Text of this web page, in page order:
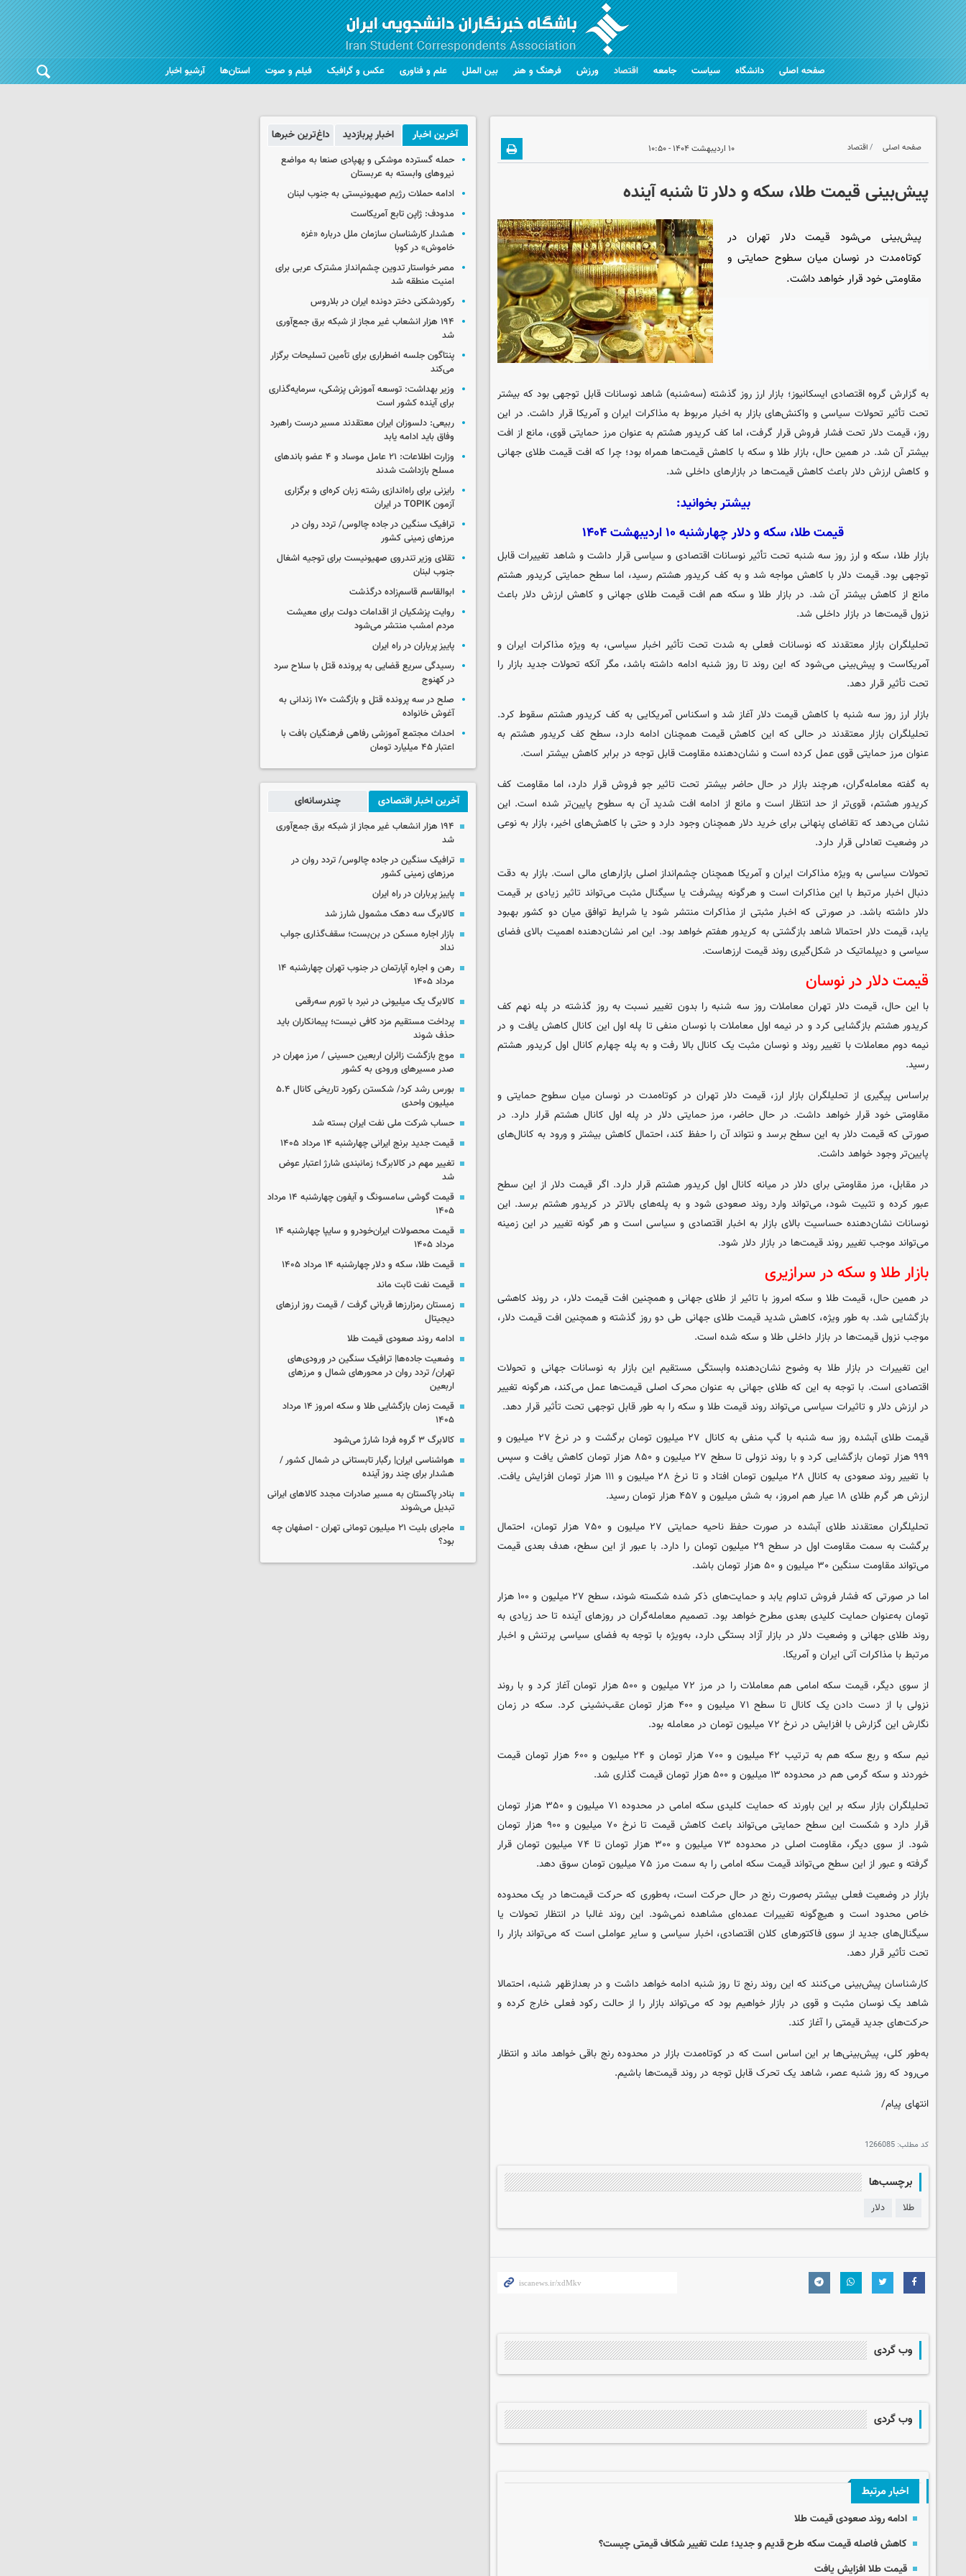
صفحه اصلی دانشگاه سیاست جامعه اقتصاد ورزش فرهنگ و هنر بین الملل علم و فناوری عکس و گرافیک فیلم و صوت استان‌ها آرشیو اخبار
صفحه اصلی اقتصاد ۱۰ اردیبهشت ۱۴۰۴ - ۱۰:۵۰
پیش‌بینی قیمت طلا، سکه و دلار تا شنبه آینده
پیش‌بینی می‌شود قیمت دلار تهران در
کوتاه‌مدت در نوسان میان سطوح حمایتی و
مقاومتی خود قرار خواهد داشت.
به گزارش گروه اقتصادیایسکانیوز؛ بازار ارز روز گذشته (سه‌شنبه) شاهد نوسانات قابل توجهی بود که بیشتر
تحت تأثیر تحولات سیاسی و واکنش‌های بازار به اخبار مربوط به مذاکرات ایران و آمریکا قرار داشت. در این
روز، قیمت دلار تحت فشار فروش قرار گرفت، اما کف کریدور هشتم به عنوان مرز حمایتی قوی، مانع از افت
بیشتر آن شد. در همین حال، بازار طلا و سکه با کاهش قیمت‌ها همراه بود؛ چرا که افت قیمت طلای جهانی
و کاهش ارزش دلار باعث کاهش قیمت‌ها در بازارهای داخلی شد.
بیشتر بخوانید:
قیمت طلا، سکه و دلار چهارشنبه ۱۰ اردیبهشت ۱۴۰۴
بازار طلا، سکه و ارز روز سه شنبه تحت تأثیر نوسانات اقتصادی و سیاسی قرار داشت و شاهد تغییرات قابل
توجهی بود. قیمت دلار با کاهش مواجه شد و به کف کریدور هشتم رسید، اما سطح حمایتی کریدور هشتم
مانع از کاهش بیشتر آن شد. در بازار طلا و سکه هم افت قیمت طلای جهانی و کاهش ارزش دلار باعث
نزول قیمت‌ها در بازار داخلی شد.
تحلیلگران بازار معتقدند که نوسانات فعلی به شدت تحت تأثیر اخبار سیاسی، به ویژه مذاکرات ایران و
آمریکاست و پیش‌بینی می‌شود که این روند تا روز شنبه ادامه داشته باشد، مگر آنکه تحولات جدید بازار را
تحت تأثیر قرار دهد.
بازار ارز روز سه شنبه با کاهش قیمت دلار آغاز شد و اسکناس آمریکایی به کف کریدور هشتم سقوط کرد.
تحلیلگران بازار معتقدند در حالی که این کاهش قیمت همچنان ادامه دارد، سطح کف کریدور هشتم به
عنوان مرز حمایتی قوی عمل کرده است و نشان‌دهنده مقاومت قابل توجه در برابر کاهش بیشتر است.
به گفته معامله‌گران، هرچند بازار در حال حاضر بیشتر تحت تاثیر جو فروش قرار دارد، اما مقاومت کف
کریدور هشتم، قوی‌تر از حد انتظار است و مانع از ادامه افت شدید آن به سطوح پایین‌تر شده است. این
نشان می‌دهد که تقاضای پنهانی برای خرید دلار همچنان وجود دارد و حتی با کاهش‌های اخیر، بازار به نوعی
در وضعیت تعادلی قرار دارد.
تحولات سیاسی به ویژه مذاکرات ایران و آمریکا همچنان چشم‌انداز اصلی بازارهای مالی است. بازار به دقت
دنبال اخبار مرتبط با این مذاکرات است و هرگونه پیشرفت یا سیگنال مثبت می‌تواند تاثیر زیادی بر قیمت
دلار داشته باشد. در صورتی که اخبار مثبتی از مذاکرات منتشر شود یا شرایط توافق میان دو کشور بهبود
یابد، قیمت دلار احتمالا شاهد بازگشتی به کریدور هفتم خواهد بود. این امر نشان‌دهنده اهمیت بالای فضای
سیاسی و دیپلماتیک در شکل‌گیری روند قیمت ارزهاست.
قیمت دلار در نوسان
با این حال، قیمت دلار تهران معاملات روز سه شنبه را بدون تغییر نسبت به روز گذشته در پله نهم کف
کریدور هشتم بازگشایی کرد و در نیمه اول معاملات با نوسان منفی تا پله اول این کانال کاهش یافت و در
نیمه دوم معاملات با تغییر روند و نوسان مثبت یک کانال بالا رفت و به پله چهارم کانال اول کریدور هشتم
رسید.
براساس پیگیری از تحلیلگران بازار ارز، قیمت دلار تهران در کوتاه‌مدت در نوسان میان سطوح حمایتی و
مقاومتی خود قرار خواهد داشت. در حال حاضر، مرز حمایتی دلار در پله اول کانال هشتم قرار دارد. در
صورتی که قیمت دلار به این سطح برسد و نتواند آن را حفظ کند، احتمال کاهش بیشتر و ورود به کانال‌های
پایین‌تر وجود خواهد داشت.
در مقابل، مرز مقاومتی برای دلار در میانه کانال اول کریدور هشتم قرار دارد. اگر قیمت دلار از این سطح
عبور کرده و تثبیت شود، می‌تواند وارد روند صعودی شود و به پله‌های بالاتر در کریدور هشتم برسد. این
نوسانات نشان‌دهنده حساسیت بالای بازار به اخبار اقتصادی و سیاسی است و هر گونه تغییر در این زمینه
می‌تواند موجب تغییر روند قیمت‌ها در بازار دلار شود.
بازار طلا و سکه در سرازیری
در همین حال، قیمت طلا و سکه امروز با تاثیر از طلای جهانی و همچنین افت قیمت دلار، در روند کاهشی
بازگشایی شد. به طور ویژه، کاهش شدید قیمت طلای جهانی طی دو روز گذشته و همچنین افت قیمت دلار،
موجب نزول قیمت‌ها در بازار داخلی طلا و سکه شده است.
این تغییرات در بازار طلا به وضوح نشان‌دهنده وابستگی مستقیم این بازار به نوسانات جهانی و تحولات
اقتصادی است. با توجه به این که طلای جهانی به عنوان محرک اصلی قیمت‌ها عمل می‌کند، هرگونه تغییر
در ارزش دلار و تاثیرات سیاسی می‌تواند روند قیمت طلا و سکه را به طور قابل توجهی تحت تأثیر قرار دهد.
قیمت طلای آبشده روز سه شنبه با گپ منفی به کانال ۲۷ میلیون تومان برگشت و در نرخ ۲۷ میلیون و
۹۹۹ هزار تومان بازگشایی کرد و با روند نزولی تا سطح ۲۷ میلیون و ۸۵۰ هزار تومان کاهش یافت و سپس
با تغییر روند صعودی به کانال ۲۸ میلیون تومان افتاد و تا نرخ ۲۸ میلیون و ۱۱۱ هزار تومان افزایش یافت.
ارزش هر گرم طلای ۱۸ عیار هم امروز، به شش میلیون و ۴۵۷ هزار تومان رسید.
تحلیلگران معتقدند طلای آبشده در صورت حفظ ناحیه حمایتی ۲۷ میلیون و ۷۵۰ هزار تومان، احتمال
برگشت به سمت مقاومت اول در سطح ۲۹ میلیون تومان را دارد. با عبور از این سطح، هدف بعدی قیمت
می‌تواند مقاومت سنگین ۳۰ میلیون و ۵۰ هزار تومان باشد.
اما در صورتی که فشار فروش تداوم یابد و حمایت‌های ذکر شده شکسته شوند، سطح ۲۷ میلیون و ۱۰۰ هزار
تومان به‌عنوان حمایت کلیدی بعدی مطرح خواهد بود. تصمیم معامله‌گران در روزهای آینده تا حد زیادی به
روند طلای جهانی و وضعیت دلار در بازار آزاد بستگی دارد، به‌ویژه با توجه به فضای سیاسی پرتنش و اخبار
مرتبط با مذاکرات آتی ایران و آمریکا.
از سوی دیگر، قیمت سکه امامی هم معاملات را در مرز ۷۲ میلیون و ۵۰۰ هزار تومان آغاز کرد و با روند
نزولی با از دست دادن یک کانال تا سطح ۷۱ میلیون و ۴۰۰ هزار تومان عقب‌نشینی کرد. سکه در زمان
نگارش این گزارش با افزایش در نرخ ۷۲ میلیون تومان در معامله بود.
نیم سکه و ربع سکه هم به ترتیب ۴۲ میلیون و ۷۰۰ هزار تومان و ۲۴ میلیون و ۶۰۰ هزار تومان قیمت
خوردند و سکه گرمی هم در محدوده ۱۳ میلیون و ۵۰۰ هزار تومان قیمت گذاری شد.
تحلیلگران بازار سکه بر این باورند که حمایت کلیدی سکه امامی در محدوده ۷۱ میلیون و ۳۵۰ هزار تومان
قرار دارد و شکست این سطح حمایتی می‌تواند باعث کاهش قیمت تا نرخ ۷۰ میلیون و ۹۰۰ هزار تومان
شود. از سوی دیگر، مقاومت اصلی در محدوده ۷۳ میلیون و ۳۰۰ هزار تومان تا ۷۴ میلیون تومان قرار
گرفته و عبور از این سطح می‌تواند قیمت سکه امامی را به سمت مرز ۷۵ میلیون تومان سوق دهد.
بازار در وضعیت فعلی بیشتر به‌صورت رنج در حال حرکت است، به‌طوری که حرکت قیمت‌ها در یک محدوده
خاص محدود است و هیچ‌گونه تغییرات عمده‌ای مشاهده نمی‌شود. این روند غالبا در انتظار تحولات یا
سیگنال‌های جدید از سوی فاکتورهای کلان اقتصادی، اخبار سیاسی و سایر عواملی است که می‌تواند بازار را
تحت تأثیر قرار دهد.
کارشناسان پیش‌بینی می‌کنند که این روند رنج تا روز شنبه ادامه خواهد داشت و در بعدازظهر شنبه، احتمالا
شاهد یک نوسان مثبت و قوی در بازار خواهیم بود که می‌تواند بازار را از حالت رکود فعلی خارج کرده و
حرکت‌های جدید قیمتی را آغاز کند.
به‌طور کلی، پیش‌بینی‌ها بر این اساس است که در کوتاه‌مدت بازار در محدوده رنج باقی خواهد ماند و انتظار
می‌رود که روز شنبه عصر، شاهد یک تحرک قابل توجه در روند قیمت‌ها باشیم.
انتهای پیام/
کد مطلب: 1266085
برچسب‌ها
طلا دلار
وب گردی
وب گردی
اخبار مرتبط
ادامه روند صعودی قیمت طلا
کاهش فاصله قیمت سکه طرح قدیم و جدید؛ علت تغییر شکاف قیمتی چیست؟
قیمت طلا افزایش یافت
آخرین اخبار اخبار پربازدید داغ‌ترین خبرها
حمله گسترده موشکی و پهپادی صنعا به مواضع
نیروهای وابسته به عربستان
ادامه حملات رژیم صهیونیستی به جنوب لبنان
مدودف: ژاپن تابع آمریکاست
هشدار کارشناسان سازمان ملل درباره «غزه‌
خاموش» در کوبا
مصر خواستار تدوین چشم‌انداز مشترک عربی برای
امنیت منطقه شد
رکوردشکنی دختر دونده ایران در بلاروس
۱۹۴ هزار انشعاب غیر مجاز از شبکه برق جمع‌آوری
شد
پنتاگون جلسه اضطراری برای تأمین تسلیحات برگزار
می‌کند
وزیر بهداشت: توسعه آموزش پزشکی، سرمایه‌گذاری
برای آینده کشور است
ربیعی: دلسوزان ایران معتقدند مسیر درست راهبرد
وفاق باید ادامه یابد
وزارت اطلاعات: ۲۱ عامل موساد و ۴ عضو باندهای
مسلح بازداشت شدند
رایزنی برای راه‌اندازی رشته زبان کره‌ای و برگزاری
آزمون TOPIK در ایران
ترافیک سنگین در جاده چالوس/ تردد روان در
مرزهای زمینی کشور
تقلای وزیر تندروی صهیونیست برای توجیه اشغال
جنوب لبنان
ابوالقاسم قاسم‌زاده درگذشت
روایت پزشکیان از اقدامات دولت برای معیشت
مردم امشب منتشر می‌شود
پاییز پرباران در راه ایران
رسیدگی سریع قضایی به پرونده قتل با سلاح سرد
در کهنوج
صلح در سه پرونده قتل و بازگشت ۱۷۰ زندانی به
آغوش خانواده
احداث مجتمع آموزشی رفاهی فرهنگیان بافت با
اعتبار ۴۵ میلیارد تومان
آخرین اخبار اقتصادی چندرسانه‌ای
۱۹۴ هزار انشعاب غیر مجاز از شبکه برق جمع‌آوری
شد
ترافیک سنگین در جاده چالوس/ تردد روان در
مرزهای زمینی کشور
پاییز پرباران در راه ایران
کالابرگ سه دهک مشمول شارز شد
بازار اجاره مسکن در بن‌بست؛ سقف‌گذاری جواب
نداد
رهن و اجاره آپارتمان در جنوب تهران چهارشنبه ۱۴
مرداد ۱۴۰۵
کالابرگ یک میلیونی در نبرد با تورم سه‌رقمی
پرداخت مستقیم مزد کافی نیست؛ پیمانکاران باید
حذف شوند
موج بازگشت زائران اربعین حسینی / مرز مهران در
صدر مسیرهای ورودی به کشور
بورس رشد کرد/ شکستن رکورد تاریخی کانال ۵.۴
میلیون واحدی
حساب‌ شرکت ملی نفت ایران بسته شد
قیمت جدید برنج ایرانی چهارشنبه ۱۴ مرداد ۱۴۰۵
تغییر مهم در کالابرگ؛ زمانبندی‌ شارژ اعتبار عوض
شد
قیمت گوشی سامسونگ و آیفون چهارشنبه ۱۴ مرداد
۱۴۰۵
قیمت محصولات ایران‌خودرو و سایپا چهارشنبه ۱۴
مرداد ۱۴۰۵
قیمت طلا، سکه و دلار چهارشنبه ۱۴ مرداد ۱۴۰۵
قیمت نفت ثابت ماند
زمستان رمزارزها قربانی گرفت / قیمت روز ارزهای
دیجیتال
ادامه روند صعودی قیمت طلا
وضعیت جاده‌ها| ترافیک سنگین در ورودی‌های
تهران/ تردد روان در محورهای شمال و مرزهای
اربعین
قیمت زمان بازگشایی طلا و سکه امروز ۱۴ مرداد
۱۴۰۵
کالابرگ ۳ گروه فردا شارژ می‌شود
هواشناسی ایران| رگبار تابستانی در شمال کشور /
هشدار برای چند روز آینده
بنادر پاکستان به مسیر صادرات مجدد کالاهای ایرانی
تبدیل می‌شوند
ماجرای بلیت ۲۱ میلیون تومانی تهران - اصفهان چه
بود؟